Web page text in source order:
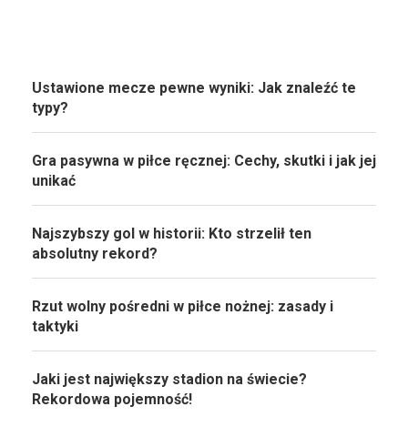
Ustawione mecze pewne wyniki: Jak znaleźć te
typy?
Gra pasywna w piłce ręcznej: Cechy, skutki i jak jej
unikać
Najszybszy gol w historii: Kto strzelił ten
absolutny rekord?
Rzut wolny pośredni w piłce nożnej: zasady i
taktyki
Jaki jest największy stadion na świecie?
Rekordowa pojemność!